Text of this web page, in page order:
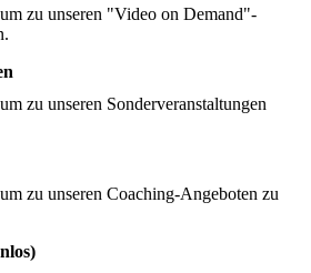
zu unseren "Video on Demand"-
zu unseren Sonderveranstaltungen
zu unseren Coaching-Angeboten zu